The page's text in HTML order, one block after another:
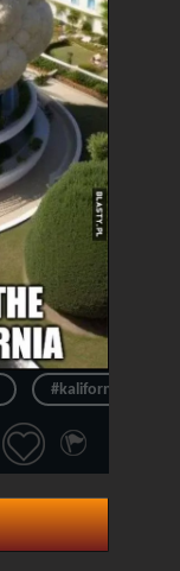
#kalifornia